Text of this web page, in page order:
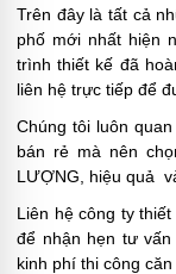
Trên đây là tất cả
phố mới nhất hiện
trình thiết kế đã
liên hệ trực tiếp để
Chúng tôi luôn
bán rẻ mà nên
LƯỢNG, hiệu quả
Liên hệ công ty
để nhận hẹn tư
kinh phí thi công căn